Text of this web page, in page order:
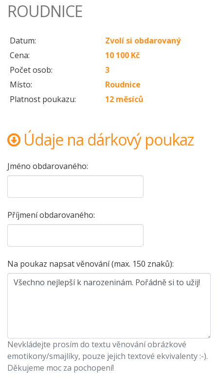
ROUDNICE
Datum:
Zvolí si obdarovaný
Cena:
10 100 Kč
Počet osob:
3
Místo:
Roudnice
Platnost poukazu:
12 měsíců
Údaje na dárkový poukaz
Jméno obdarovaného:
Příjmení obdarovaného:
Na poukaz napsat věnování (max. 150 znaků):
Nevkládejte prosím do textu věnování obrázkové
emotikony/smajlíky, pouze jejich textové ekvivalenty :-).
Děkujeme moc za pochopení!